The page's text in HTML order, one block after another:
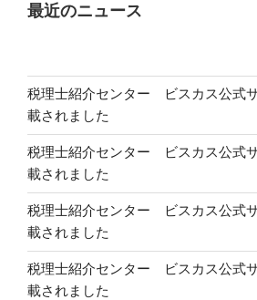
最近のニュース
税理士紹介センター ビスカス公式
載されました
税理士紹介センター ビスカス公式
載されました
税理士紹介センター ビスカス公式
載されました
税理士紹介センター ビスカス公式
載されました